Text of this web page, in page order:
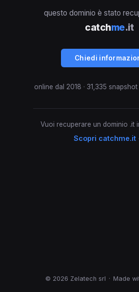
questo dominio è stato
catchme.it
Chiedi
online dal 2018 · 31,335
Vuoi recuperare un dominio .it
Scopri catchme.it
© 2026 Zelatech srl · Made